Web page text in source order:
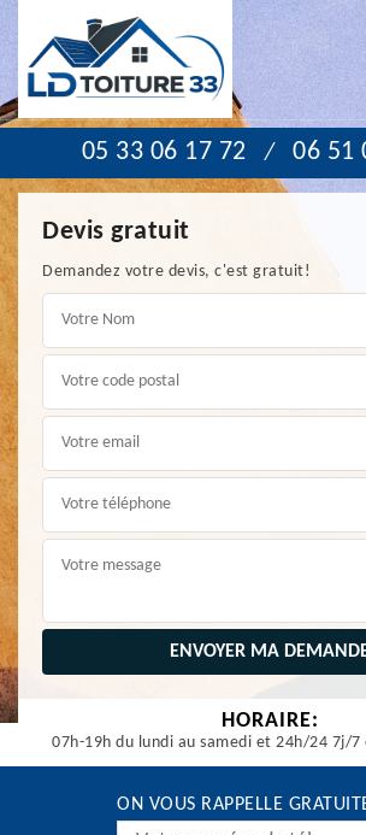
05 33 06 17 72 / 06 51
Devis gratuit
Demandez votre devis, c'est gratuit!
HORAIRE:
07h-19h du lundi au samedi et 24h/24 7j/7
ON VOUS RAPPELLE